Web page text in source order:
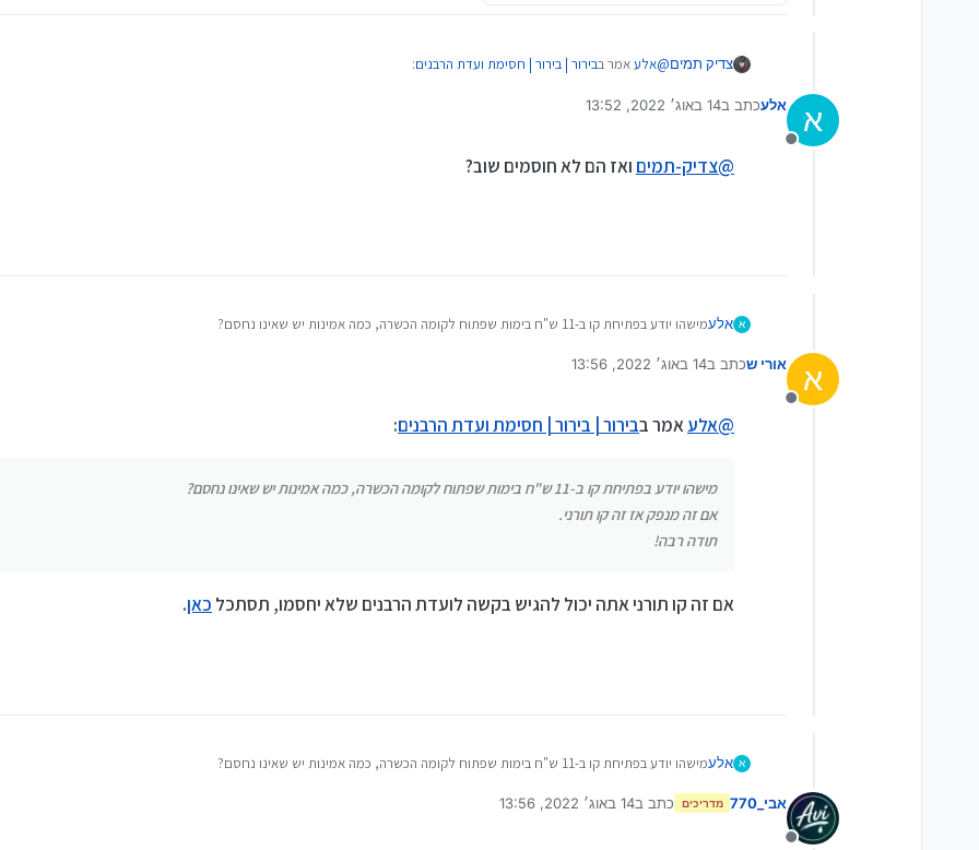
צדיק תמים@אלעאמר בבירור | בירור | חסימת ועדת הרבנים:
תשלח טופס וזה לא ייחסם...
א
מנותק
אלעכתב ב14 באוג׳ 2022, 13:52
נערך לאחרונה על ידי
@צדיק-תמים ואז הם לא חוסמים שוב?
א אלעמישהו יודע בפתיחת קו ב-11 ש"ח בימות שפתוח לקומה הכשרה, כמה אמינות יש שאינו נחסם?
תודה רבה!
א
מנותק
אורי שכתב ב14 באוג׳ 2022, 13:56
נערך לאחרונה על ידי אורי ש
@אלעאמר בבירור | בירור | חסימת ועדת הרבנים:
מישהו יודע בפתיחת קו ב-11 ש"ח בימות שפתוח לקומה הכשרה, כמה אמינות יש שאינו נחסם?
אם זה מנפק אז זה קו תורני.
תודה רבה!
אם זה קו תורני אתה יכול להגיש בקשה לועדת הרבנים שלא יחסמו, תסתכל כאן.
א אלעמישהו יודע בפתיחת קו ב-11 ש"ח בימות שפתוח לקומה הכשרה, כמה אמינות יש שאינו נחסם?
תודה רבה!
אבי_770 מדריכים כתב ב14 באוג׳ 2022, 13:56
נערך לאחרונה על ידי